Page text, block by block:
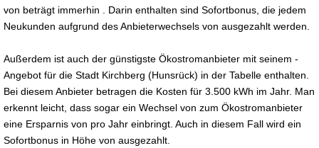
von beträgt immerhin . Darin enthalten sind Sofortbonus, die jedem
Neukunden aufgrund des Anbieterwechsels von ausgezahlt werden.
Außerdem ist auch der günstigste Ökostromanbieter mit seinem -
Angebot für die Stadt Kirchberg (Hunsrück) in der Tabelle enthalten.
Bei diesem Anbieter betragen die Kosten für 3.500 kWh im Jahr. Man
erkennt leicht, dass sogar ein Wechsel von zum Ökostromanbieter
eine Ersparnis von pro Jahr einbringt. Auch in diesem Fall wird ein
Sofortbonus in Höhe von ausgezahlt.